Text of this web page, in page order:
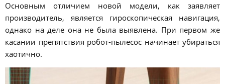
Основным отличием новой модели, как заявляет
производитель, является гироскопическая навигация,
однако на деле она не была выявлена. При первом же
касании препятствия робот-пылесос начинает убираться
хаотично.